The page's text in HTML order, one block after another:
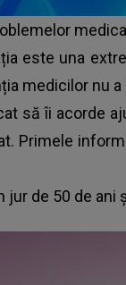
este una
medicilor nu
să îi acorde
Primele
jur de 50 de ani